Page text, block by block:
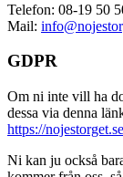
Telefon: 08-19 50
Mail:
GDPR
Om ni inte vill ha
dessa via denna
https://
Ni kan ju också